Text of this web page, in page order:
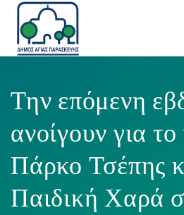
Την επόμενη
ανοίγουν για το
Πάρκο Τσέπης
Παιδική Χαρά